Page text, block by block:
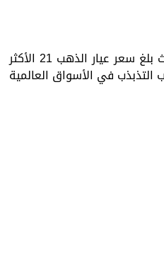
سجّلت أسعار الذهب اليوم، الثلاثاء الموافق 12-7-2022، حالة من التذبذب، حيث بلغ سعر عيار الذهب 21 الأكثر
التذبذب في الأسواق العالمية